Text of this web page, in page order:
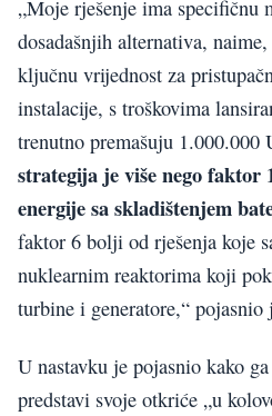
„Moje rješenje ima specifičnu
dosadašnjih alternativa,
ključnu vrijednost za
instalacije, s troškovima
trenutno premašuju 1.000.000
strategija je više nego faktor
energije sa skladištenjem
faktor 6 bolji od rješenja koje
nuklearnim reaktorima koji
turbine i generatore,“ pojasnio
U nastavku je pojasnio kako
predstavi svoje otkriće „u